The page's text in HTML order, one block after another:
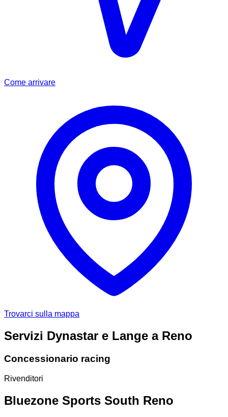
Come arrivare
Trovarci sulla mappa
Servizi Dynastar e Lange a Reno
Concessionario racing
Rivenditori
Bluezone Sports South Reno